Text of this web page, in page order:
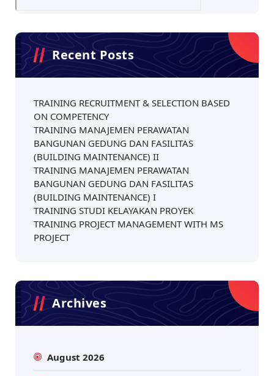
Recent Posts
TRAINING RECRUITMENT & SELECTION BASED
ON COMPETENCY
TRAINING MANAJEMEN PERAWATAN
BANGUNAN GEDUNG DAN FASILITAS
(BUILDING MAINTENANCE) II
TRAINING MANAJEMEN PERAWATAN
BANGUNAN GEDUNG DAN FASILITAS
(BUILDING MAINTENANCE) I
TRAINING STUDI KELAYAKAN PROYEK
TRAINING PROJECT MANAGEMENT WITH MS
PROJECT
Archives
August 2026